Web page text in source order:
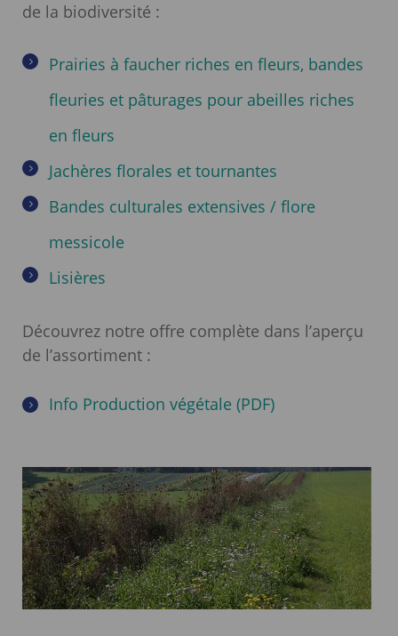
de la biodiversité :
Prairies à faucher riches en fleurs, bandes
fleuries et pâturages pour abeilles riches
en fleurs
Jachères florales et tournantes
Bandes culturales extensives / flore
messicole
Lisières
Découvrez notre offre complète dans l’aperçu
de l’assortiment :
Info Production végétale (PDF)